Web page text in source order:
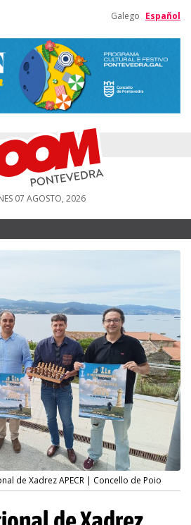
Galego Español
07 AGOSTO, 2026
de Xadrez APECR | Concello de Poio